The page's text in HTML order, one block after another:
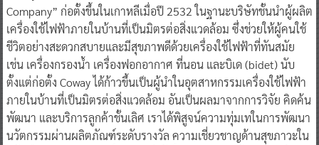
Company” ก่อตั้งขึ้นในเกาหลีเมื่อปี 2532 ในฐานะบริษัทชั้นนำผู้ผลิต
เครื่องใช้ไฟฟ้าภายในบ้านที่เป็นมิตรต่อสิ่งแวดล้อม ซึ่งช่วยให้ผู้คนใช้
ชีวิตอย่างสะดวกสบายและมีสุขภาพดีด้วยเครื่องใช้ไฟฟ้าที่ทันสมัย
เช่น เครื่องกรองน้ำ เครื่องฟอกอากาศ ที่นอน และบิเด (bidet) นับ
ตั้งแต่ก่อตั้ง Coway ได้ก้าวขึ้นเป็นผู้นำในอุตสาหกรรมเครื่องใช้ไฟฟ้า
ภายในบ้านที่เป็นมิตรต่อสิ่งแวดล้อม อันเป็นผลมาจากการวิจัย คิดค้น
พัฒนา และบริการลูกค้าชั้นเลิศ เราได้พิสูจน์ความทุ่มเทในการพัฒนา
นวัตกรรมผ่านผลิตภัณฑ์ระดับรางวัล ความเชี่ยวชาญด้านสุขภาวะใน